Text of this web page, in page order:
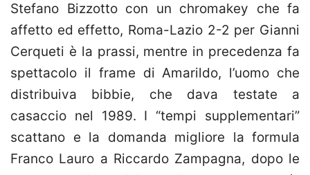
Stefano Bizzotto con un chromakey che fa
affetto ed effetto, Roma-Lazio 2-2 per Gianni
Cerqueti è la prassi, mentre in precedenza fa
spettacolo il frame di Amarildo, l’uomo che
distribuiva bibbie, che dava testate a
casaccio nel 1989. I “tempi supplementari”
scattano e la domanda migliore la formula
Franco Lauro a Riccardo Zampagna, dopo le